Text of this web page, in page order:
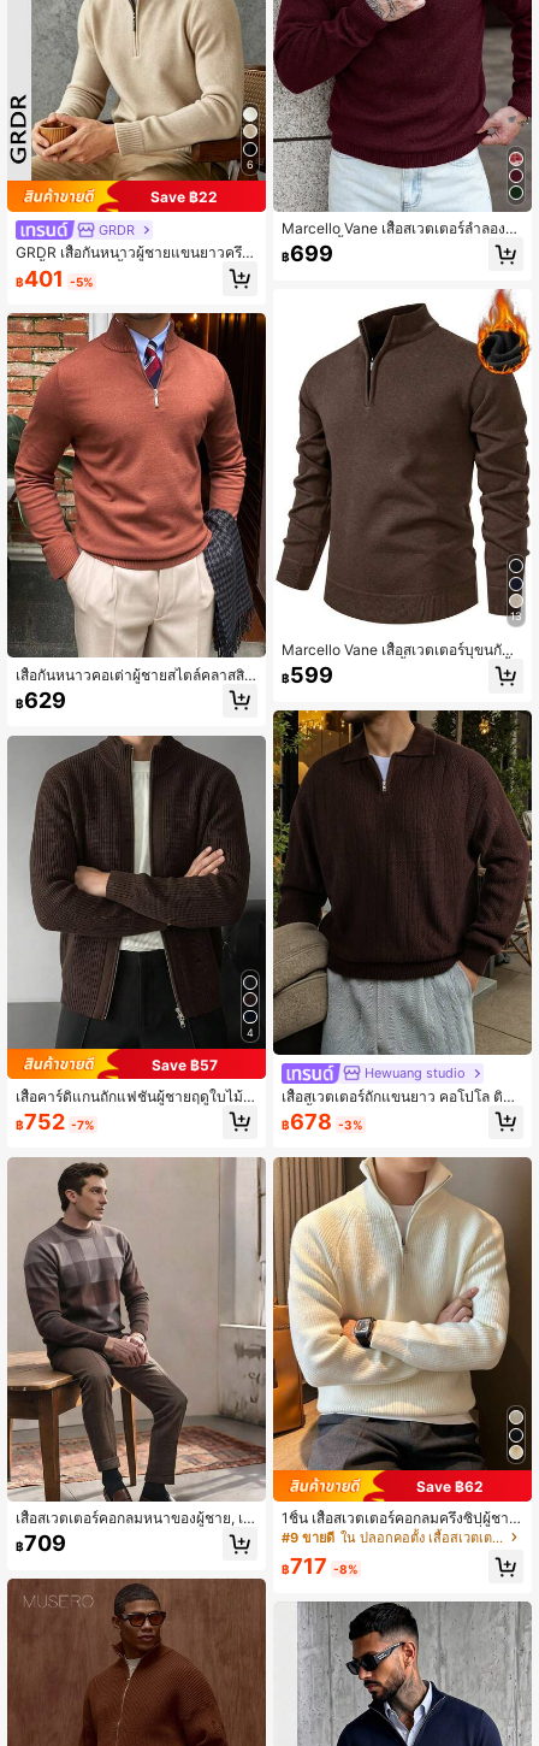
6
Save ฿22
GRDR
GRDR เสื้อกันหนาวผู้ชายแขนยาวครึ่ง
ซิปน้ำหนักเบา, เสื้อถักสำหรับใส่ในชีวิต
ประจำวันอเนกประสงค์
฿401 -5%
เสื้อกันหนาวคอเต่าผู้ชายสไตล์คลาสสิก
อเนกประสงค์
฿629
4
Save ฿57
เสื้อคาร์ดิแกนถักแฟชั่นผู้ชายฤดูใบไม้ร่
วง/ฤดูหนาว ดีไซน์ซิปคู่
฿752 -7%
เสื้อสเวตเตอร์คอกลมหนาของผู้ชาย, เสื้
อถัก Jacquard แขนยาวลำลองธุรกิจ, เ
หมาะสำหรับใส่เป็นชั้นๆ หรือใส่เป็นเสื้อ
ง/ฤดูหนาว
฿709
Marcello Vane เสื้อสเวตเตอร์ลำลองแ
ขนยาวสีพื้นแบบซิปควอเตอร์สำหรับผู้ช
าย
฿699
13
Marcello Vane เสื้อสเวตเตอร์บุขนกันห
นาวสำหรับผู้ชาย, เสื้อสเวตเตอร์ถักสีพื้
น, เสื้อสเวตเตอร์สีน้ำตาลสำหรับฤดูใบไ
หรับผู้ชาย เสื้อท็อปส์ซิบ Quarter สีน้ำต
าลสำหรับผู้ชาย
฿599
Hewuang studio
เสื้อสเวตเตอร์ถักแขนยาว คอโปโล ติดซิ
ป สีพื้น เข้ารูปทรงสลิม สไตล์ลำลอง วินเ
ทจ ใส่ได้หลากหลาย เหมาะสำหรับใส่
นาว
฿678 -3%
Save ฿62
1ชิ้น เสื้อสเวตเตอร์คอกลมครึ่งซิปผู้ชาย,
ผ้านุ่มสบายผิว ยืดหยุ่นได้ดี, แฟชั่นเรียบ
าน, ท่องเที่ยว, ธุรกิจ, เสื้อสเวตเตอร์ผู้ชา
#9 ขายดี ใน ปลอกคอตั้ง เสื้อสเวตเตอร์ผู้ชาย
฿717 -8%